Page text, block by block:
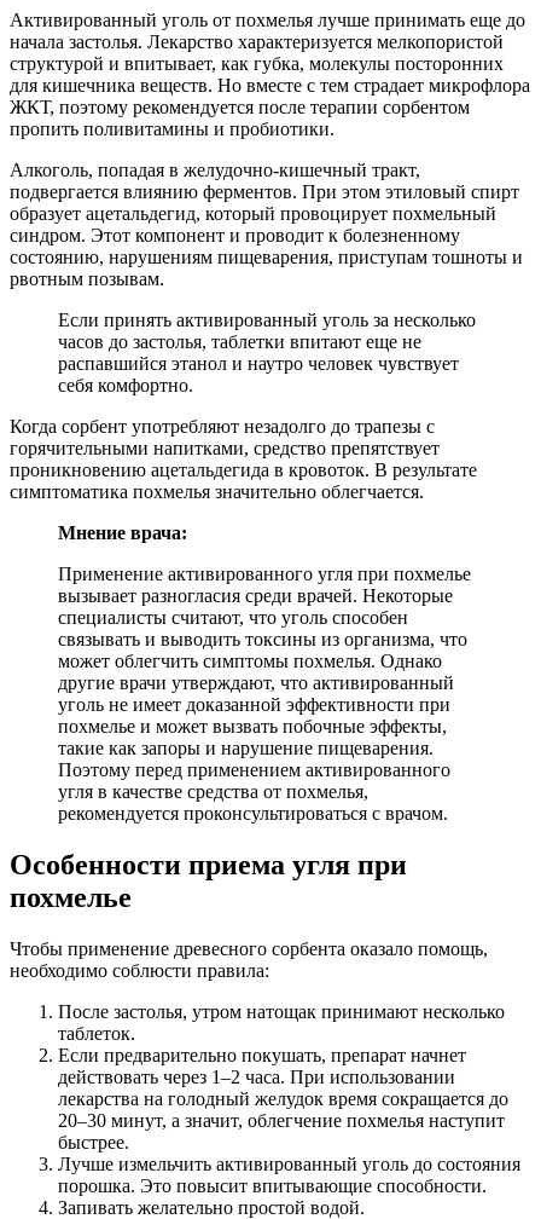
Активированный уголь от похмелья лучше принимать еще до
начала застолья. Лекарство характеризуется мелкопористой
структурой и впитывает, как губка, молекулы посторонних
для кишечника веществ. Но вместе с тем страдает микрофлора
ЖКТ, поэтому рекомендуется после терапии сорбентом
пропить поливитамины и пробиотики.
Алкоголь, попадая в желудочно-кишечный тракт,
подвергается влиянию ферментов. При этом этиловый спирт
образует ацетальдегид, который провоцирует похмельный
синдром. Этот компонент и проводит к болезненному
состоянию, нарушениям пищеварения, приступам тошноты и
рвотным позывам.
Если принять активированный уголь за несколько
часов до застолья, таблетки впитают еще не
распавшийся этанол и наутро человек чувствует
себя комфортно.
Когда сорбент употребляют незадолго до трапезы с
горячительными напитками, средство препятствует
проникновению ацетальдегида в кровоток. В результате
симптоматика похмелья значительно облегчается.
Мнение врача:
Применение активированного угля при похмелье
вызывает разногласия среди врачей. Некоторые
специалисты считают, что уголь способен
связывать и выводить токсины из организма, что
может облегчить симптомы похмелья. Однако
другие врачи утверждают, что активированный
уголь не имеет доказанной эффективности при
похмелье и может вызвать побочные эффекты,
такие как запоры и нарушение пищеварения.
Поэтому перед применением активированного
угля в качестве средства от похмелья,
рекомендуется проконсультироваться с врачом.
Особенности приема угля при
похмелье
Чтобы применение древесного сорбента оказало помощь,
необходимо соблюсти правила:
После застолья, утром натощак принимают несколько
таблеток.
Если предварительно покушать, препарат начнет
действовать через 1–2 часа. При использовании
лекарства на голодный желудок время сокращается до
20–30 минут, а значит, облегчение похмелья наступит
быстрее.
Лучше измельчить активированный уголь до состояния
порошка. Это повысит впитывающие способности.
Запивать желательно простой водой.